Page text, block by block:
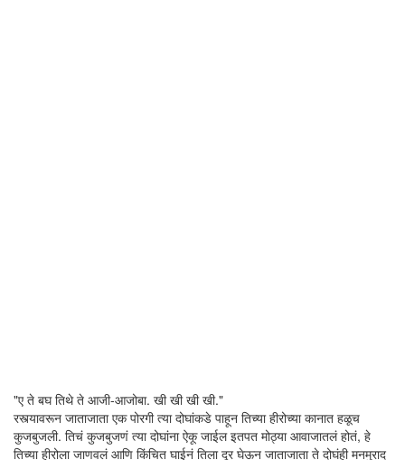
"ए ते बघ तिथे ते आजी-आजोबा. खी खी खी खी."
रस्त्यावरून जाताजाता एक पोरगी त्या दोघांकडे पाहून तिच्या हीरोच्या कानात हळूच
कुजबुजली. तिचं कुजबुजणं त्या दोघांना ऐकू जाईल इतपत मोठ्या आवाजातलं होतं, हे
तिच्या हीरोला जाणवलं आणि किंचित घाईनं तिला दूर घेऊन जाताजाता ते दोघंही मनमुराद